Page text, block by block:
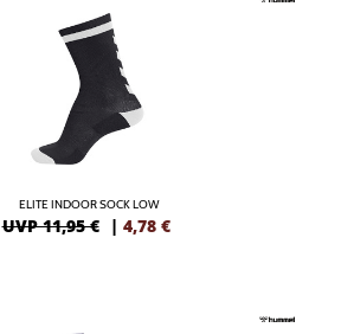
ELITE INDOOR SOCK LOW
UVP 11,95 € | 4,78 €